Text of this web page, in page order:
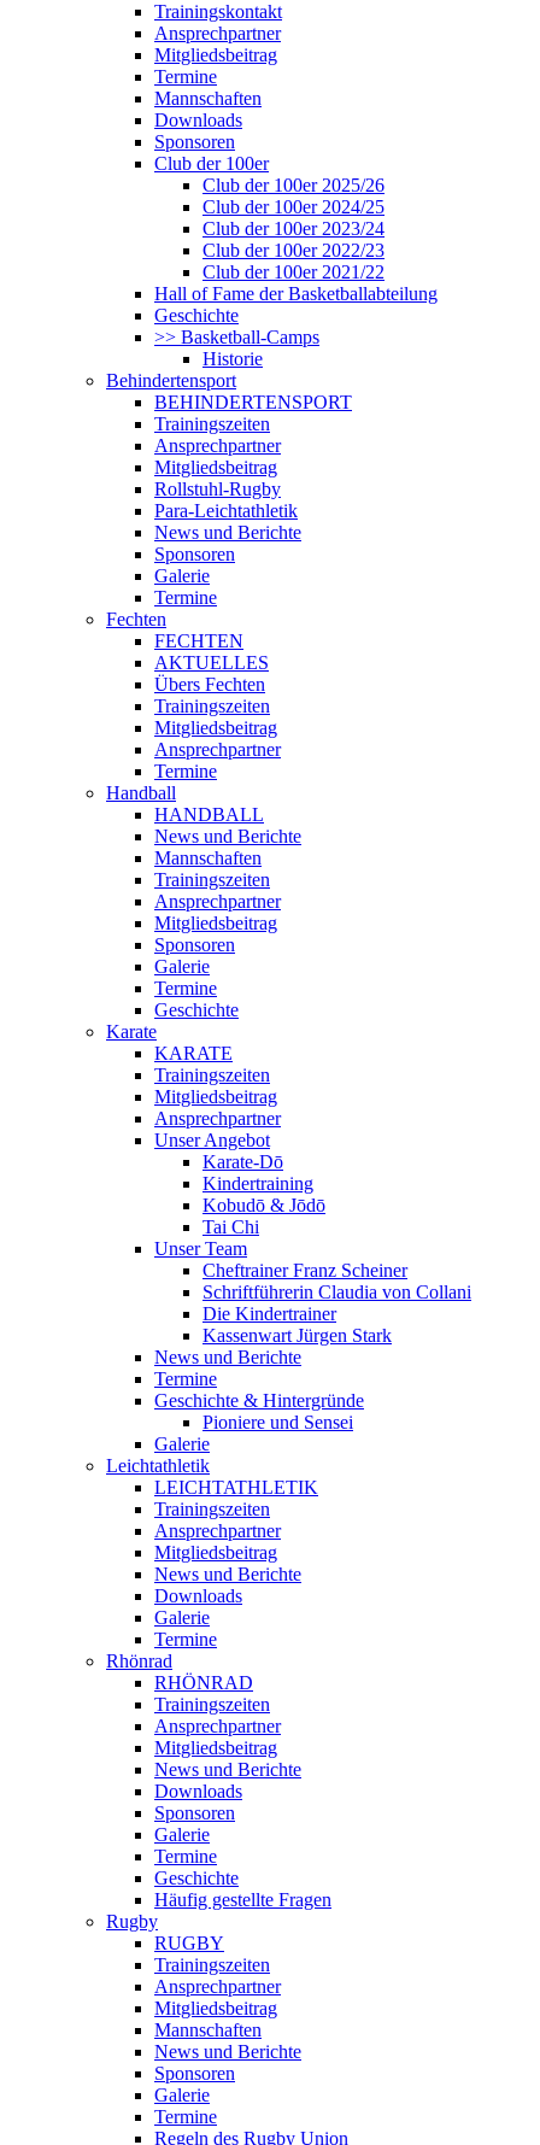
Trainingskontakt
Ansprechpartner
Mitgliedsbeitrag
Termine
Mannschaften
Downloads
Sponsoren
Club der 100er
Club der 100er 2025/26
Club der 100er 2024/25
Club der 100er 2023/24
Club der 100er 2022/23
Club der 100er 2021/22
Hall of Fame der Basketballabteilung
Geschichte
>> Basketball-Camps
Historie
Behindertensport
BEHINDERTENSPORT
Trainingszeiten
Ansprechpartner
Mitgliedsbeitrag
Rollstuhl-Rugby
Para-Leichtathletik
News und Berichte
Sponsoren
Galerie
Termine
Fechten
FECHTEN
AKTUELLES
Übers Fechten
Trainingszeiten
Mitgliedsbeitrag
Ansprechpartner
Termine
Handball
HANDBALL
News und Berichte
Mannschaften
Trainingszeiten
Ansprechpartner
Mitgliedsbeitrag
Sponsoren
Galerie
Termine
Geschichte
Karate
KARATE
Trainingszeiten
Mitgliedsbeitrag
Ansprechpartner
Unser Angebot
Karate-Dō
Kindertraining
Kobudō & Jōdō
Tai Chi
Unser Team
Cheftrainer Franz Scheiner
Schriftführerin Claudia von Collani
Die Kindertrainer
Kassenwart Jürgen Stark
News und Berichte
Termine
Geschichte & Hintergründe
Pioniere und Sensei
Galerie
Leichtathletik
LEICHTATHLETIK
Trainingszeiten
Ansprechpartner
Mitgliedsbeitrag
News und Berichte
Downloads
Galerie
Termine
Rhönrad
RHÖNRAD
Trainingszeiten
Ansprechpartner
Mitgliedsbeitrag
News und Berichte
Downloads
Sponsoren
Galerie
Termine
Geschichte
Häufig gestellte Fragen
Rugby
RUGBY
Trainingszeiten
Ansprechpartner
Mitgliedsbeitrag
Mannschaften
News und Berichte
Sponsoren
Galerie
Termine
Regeln des Rugby Union